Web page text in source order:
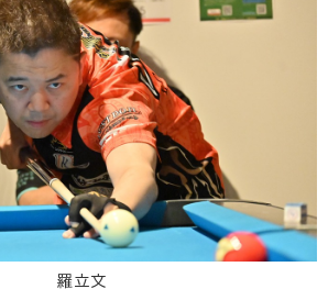
羅立文